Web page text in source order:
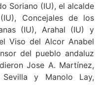
Soriano (IU), el alcalde
Concejales de los
(IU), Arahal (IU) y
Viso del Alcor Anabel
del pueblo andaluz
Jose A. Martínez,
y Manolo Lay,